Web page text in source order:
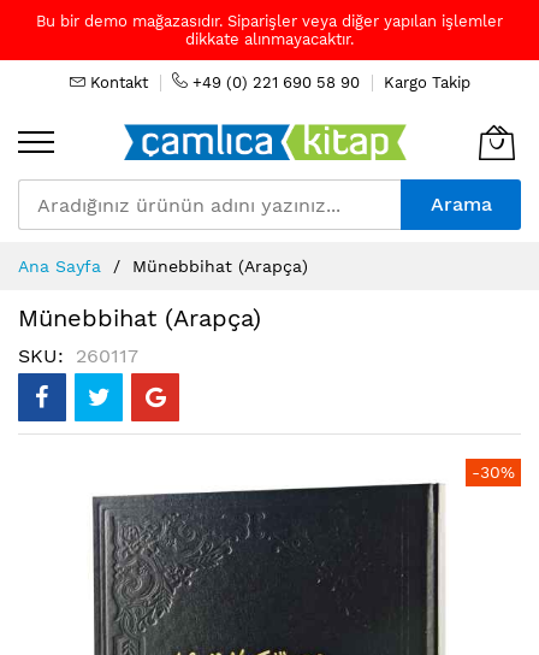
Bu bir demo mağazasıdır. Siparişler veya diğer yapılan işlemler
dikkate alınmayacaktır.
Kontakt +49 (0) 221 690 58 90 Kargo Takip
Arama
to
Content
Ana Sayfa Münebbihat (Arapça)
Münebbihat (Arapça)
SKU 260117
galerisinin
-30%